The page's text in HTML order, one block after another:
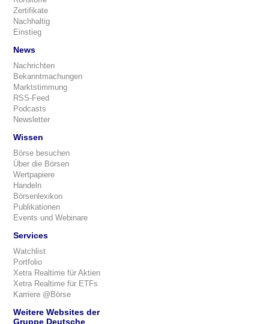
Zertifikate
Nachhaltig
Einstieg
News
Nachrichten
Bekanntmachungen
Marktstimmung
RSS-Feed
Podcasts
Newsletter
Wissen
Börse besuchen
Über die Börsen
Wertpapiere
Handeln
Börsenlexikon
Publikationen
Events und Webinare
Services
Watchlist
Portfolio
Xetra Realtime für Aktien
Xetra Realtime für ETFs
Karriere @Börse
Weitere Websites der
Gruppe Deutsche